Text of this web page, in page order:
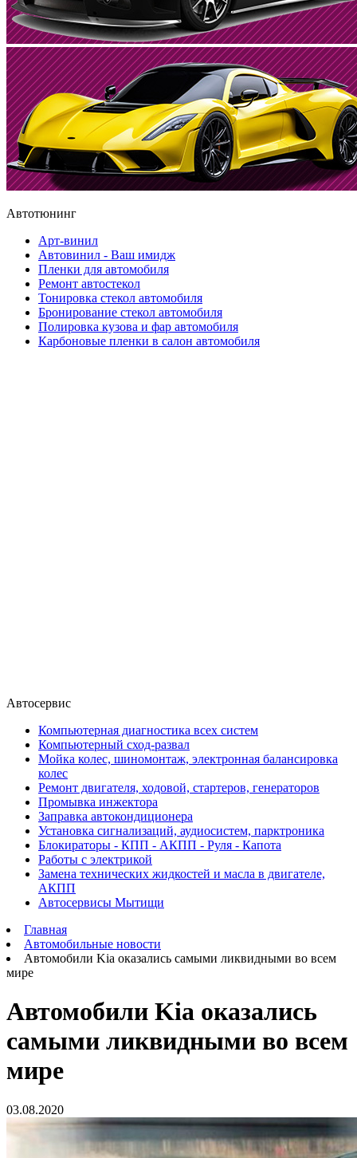
Автотюнинг
Арт-винил
Автовинил - Ваш имидж
Пленки для автомобиля
Ремонт автостекол
Тонировка стекол автомобиля
Бронирование стекол автомобиля
Полировка кузова и фар автомобиля
Карбоновые пленки в салон автомобиля
Автосервис
Компьютерная диагностика всех систем
Компьютерный сход-развал
Мойка колес, шиномонтаж, электронная балансировка
колес
Ремонт двигателя, ходовой, стартеров, генераторов
Промывка инжектора
Заправка автокондиционера
Установка сигнализаций, аудиосистем, парктроника
Блокираторы - КПП - АКПП - Руля - Капота
Работы с электрикой
Замена технических жидкостей и масла в двигателе,
АКПП
Автосервисы Мытищи
Главная
Автомобильные новости
Автомобили Kia оказались самыми ликвидными во всем
мире
Автомобили Kia оказались
самыми ликвидными во всем
мире
03.08.2020